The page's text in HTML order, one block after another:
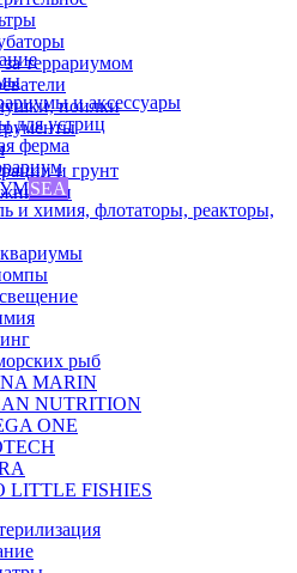
за террариумом
поилки
и грунт
и аксессуары
для устриц
ферма
SEA
и химия, флотаторы, реакторы,
рыб
MARIN
NUTRITION
ONE
LITTLE FISHIES